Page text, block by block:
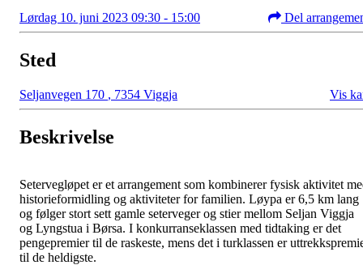
Lørdag 10. juni 2023 09:30 - 15:00 Del
Sted
Seljanvegen 170 , 7354 Viggja Vis
Beskrivelse
Setervegløpet er et arrangement som kombinerer fysisk aktivitet
historieformidling og aktiviteter for familien. Løypa er 6,5 km lang
og følger stort sett gamle seterveger og stier mellom Seljan Viggja
og Lyngstua i Børsa. I konkurranseklassen med tidtaking er det
pengepremier til de raskeste, mens det i turklassen er
til de heldigste.